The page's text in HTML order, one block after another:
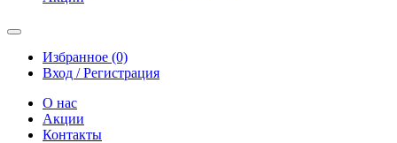
Избранное (0)
Вход / Регистрация
О нас
Акции
Контакты